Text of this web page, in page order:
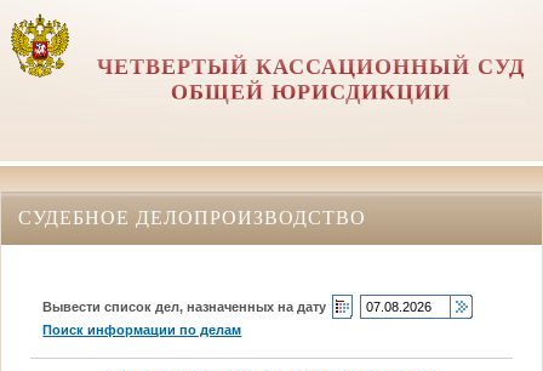
ЧЕТВЕРТЫЙ КАССАЦИОННЫЙ СУД
ОБЩЕЙ ЮРИСДИКЦИИ
СУДЕБНОЕ ДЕЛОПРОИЗВОДСТВО
Вывести список дел, назначенных на дату
Поиск информации по делам